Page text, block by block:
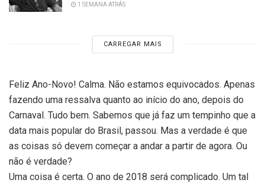
1 SEMANA ATRÁS
CARREGAR MAIS
Feliz Ano-Novo! Calma. Não estamos equivocados. Apenas
fazendo uma ressalva quanto ao início do ano, depois do
Carnaval. Tudo bem. Sabemos que já faz um tempinho que a
data mais popular do Brasil, passou. Mas a verdade é que
as coisas só devem começar a andar a partir de agora. Ou
não é verdade?
Uma coisa é certa. O ano de 2018 será complicado. Um tal